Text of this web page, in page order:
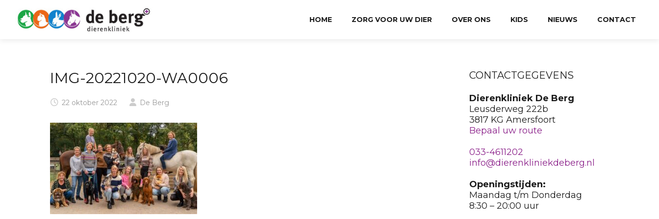
HOME ZORG VOOR UW DIER OVER ONS KIDS NIEUWS CONTACT
IMG-20221020-WA0006
22 oktober 2022 De Berg
CONTACTGEGEVENS
Dierenkliniek De Berg
Leusderweg 222b
3817 KG Amersfoort
Bepaal uw route
033-4611202
info@dierenkliniekdeberg.nl
Openingstijden:
Maandag t/m Donderdag
8:30 – 20:00 uur